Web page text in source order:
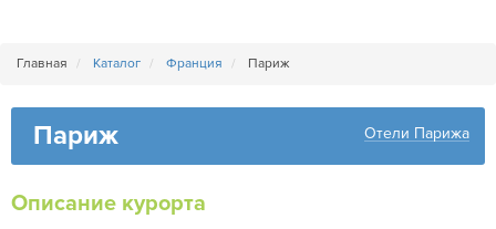
Главная Каталог Франция Париж
Париж Отели Парижа
Описание курорта